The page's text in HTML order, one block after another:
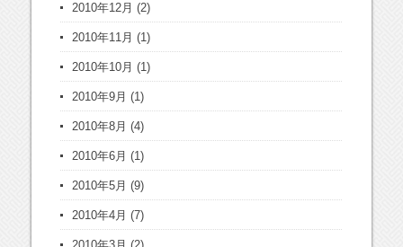
2010年12月 (2)
2010年11月 (1)
2010年10月 (1)
2010年9月 (1)
2010年8月 (4)
2010年6月 (1)
2010年5月 (9)
2010年4月 (7)